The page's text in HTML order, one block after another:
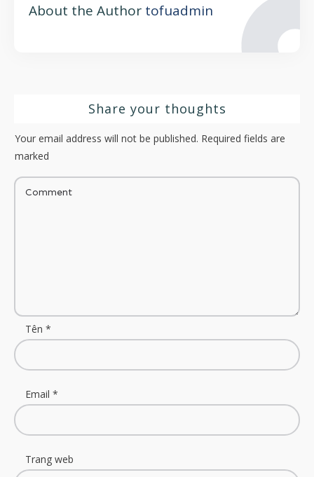
About the Author tofuadmin
Share your thoughts
Your email address will not be published. Required fields are
marked
Tên *
Email *
Trang web